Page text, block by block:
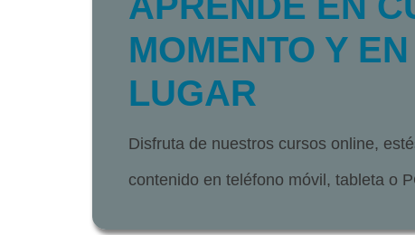
MOMENTO Y
LUGAR
Disfruta de nuestros cursos online,
contenido en teléfono móvil, tableta o